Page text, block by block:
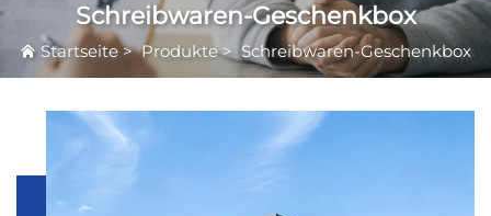
Schreibwaren-Geschenkbox
Startseite>Produkte> Schreibwaren-Geschenkbox